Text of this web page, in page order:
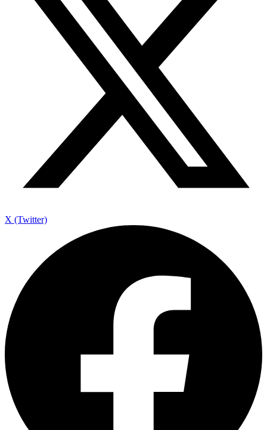
X (Twitter)